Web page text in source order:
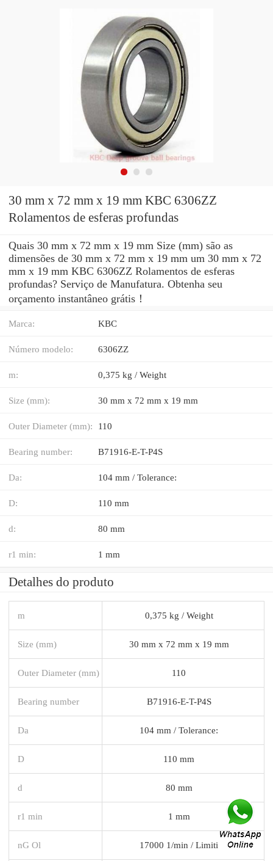
30 mm x 72 mm x 19 mm KBC 6306ZZ
Rolamentos de esferas profundas
Quais 30 mm x 72 mm x 19 mm Size (mm) são as
dimensões de 30 mm x 72 mm x 19 mm um 30 mm x 72
mm x 19 mm KBC 6306ZZ Rolamentos de esferas
profundas? Serviço de Manufatura. Obtenha seu
orçamento instantâneo grátis！
Marca: KBC
Número modelo: 6306ZZ
m: 0,375 kg / Weight
Size (mm): 30 mm x 72 mm x 19 mm
Outer Diameter (mm): 110
Bearing number: B71916-E-T-P4S
Da: 104 mm / Tolerance:
D: 110 mm
d: 80 mm
r1 min: 1 mm
Detalhes do produto
m 0,375 kg / Weight
Size (mm) 30 mm x 72 mm x 19 mm
Outer Diameter (mm) 110
Bearing number B71916-E-T-P4S
Da 104 mm / Tolerance:
D 110 mm
d 80 mm
r1 min 1 mm
nG Ol 17000 1/min / Limiti